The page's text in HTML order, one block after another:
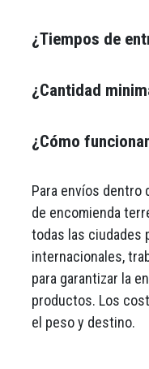
¿Tiempos de
¿Cantidad
¿Cómo
Para envíos dentro
de encomienda
todas las ciudades
internacionales,
para garantizar la
productos. Los
el peso y destino.